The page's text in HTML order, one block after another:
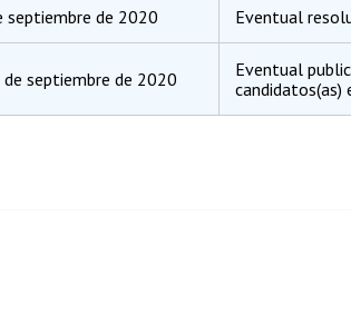
septiembre de 2020 Eventual
septiembre de 2020
Eventual
candidatos(as)